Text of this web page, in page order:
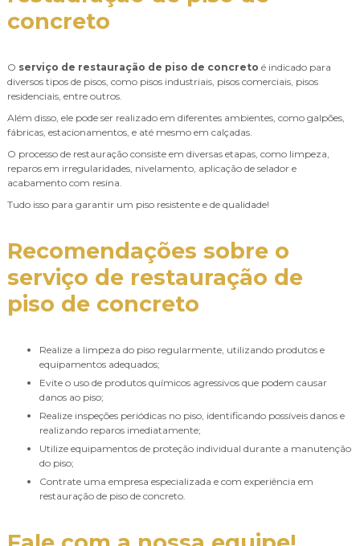
concreto
O serviço de restauração de piso de concreto é indicado para
diversos tipos de pisos, como pisos industriais, pisos comerciais, pisos
residenciais, entre outros.
Além disso, ele pode ser realizado em diferentes ambientes, como galpões,
fábricas, estacionamentos, e até mesmo em calçadas.
O processo de restauração consiste em diversas etapas, como limpeza,
reparos em irregularidades, nivelamento, aplicação de selador e
acabamento com resina.
Tudo isso para garantir um piso resistente e de qualidade!
Recomendações sobre o
serviço de restauração de
piso de concreto
Realize a limpeza do piso regularmente, utilizando produtos e
equipamentos adequados;
Evite o uso de produtos químicos agressivos que podem causar
danos ao piso;
Realize inspeções periódicas no piso, identificando possíveis danos e
realizando reparos imediatamente;
Utilize equipamentos de proteção individual durante a manutenção
do piso;
Contrate uma empresa especializada e com experiência em
restauração de piso de concreto.